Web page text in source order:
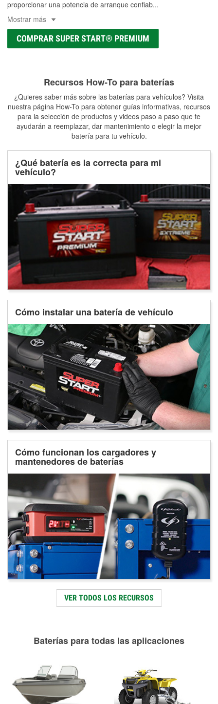
proporcionar una potencia de arranque confiab...
Mostrar más
COMPRAR SUPER START® PREMIUM
Recursos How-To para baterías
¿Quieres saber más sobre las baterías para vehículos? Visita
nuestra página How-To para obtener guías informativas, recursos
para la selección de productos y videos paso a paso que te
ayudarán a reemplazar, dar mantenimiento o elegir la mejor
batería para tu vehículo.
¿Qué batería es la correcta para mi
vehículo?
Cómo instalar una batería de vehículo
Cómo funcionan los cargadores y
mantenedores de baterías
VER TODOS LOS RECURSOS
Baterías para todas las aplicaciones